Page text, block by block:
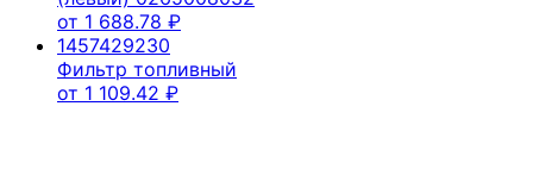
от 1 688.78 ₽
1457429230
Фильтр топливный
от 1 109.42 ₽